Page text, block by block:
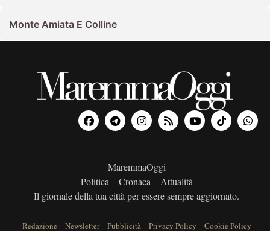
Monte Amiata E Colline
MaremmaOggi
Politica – Cronaca – Attualità
Il giornale della tua città per essere sempre aggiornato.
Redazione –Newsletter–Pubblicità–Privacy Policy –Cookie Policy